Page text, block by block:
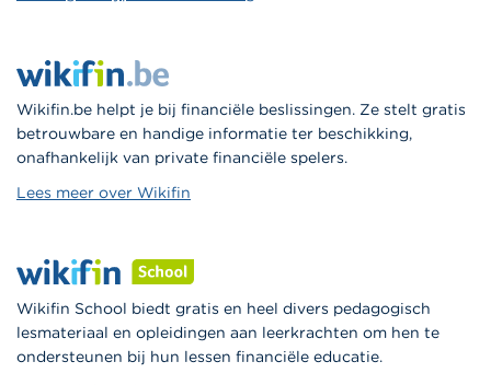
Wikifin.be helpt je bij financiële beslissingen. Ze stelt gratis
betrouwbare en handige informatie ter beschikking,
onafhankelijk van private financiële spelers.
Lees meer over Wikifin
Wikifin School biedt gratis en heel divers pedagogisch
lesmateriaal en opleidingen aan leerkrachten om hen te
ondersteunen bij hun lessen financiële educatie.